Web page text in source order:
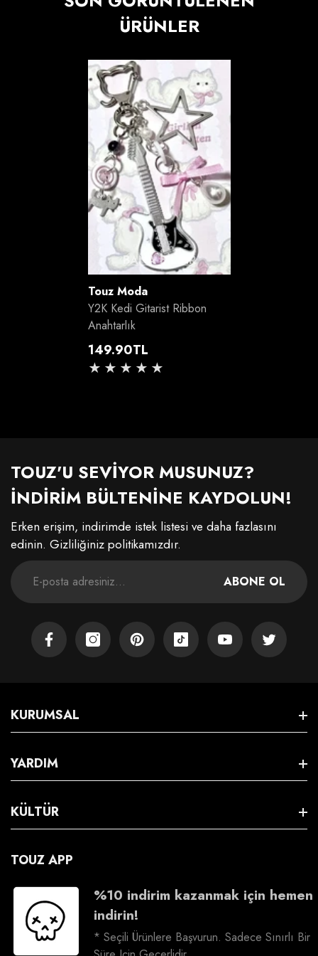
ÜRÜNLER
BANA BILDIR
Satıcı:
Touz Moda
Y2K Kedi Gitarist Ribbon
Anahtarlık
Normal
fiyat
149.90TL
TOUZ'U SEVİYOR MUSUNUZ?
İNDİRİM BÜLTENİNE KAYDOLUN!
Erken erişim, indirimde istek listesi ve daha fazlasını
edinin. Gizliliğiniz politikamızdır.
ABONE OL
FacebookInstagramPinterestTikTok YouTube Twitter
KURUMSAL
Hakkımızda
Üyeliksiz İade
Kargo Takip
YARDIM
Satış Sözleşmesi
İptal & İade
İade Talebi Oluşturma
KÜLTÜR
İş Birliği
Kariyer
Sosyal Sorumluluk
TOUZ APP
%10 indirim kazanmak için hemen
indirin!
* Seçili Ürünlere Başvurun. Sadece Sınırlı Bir